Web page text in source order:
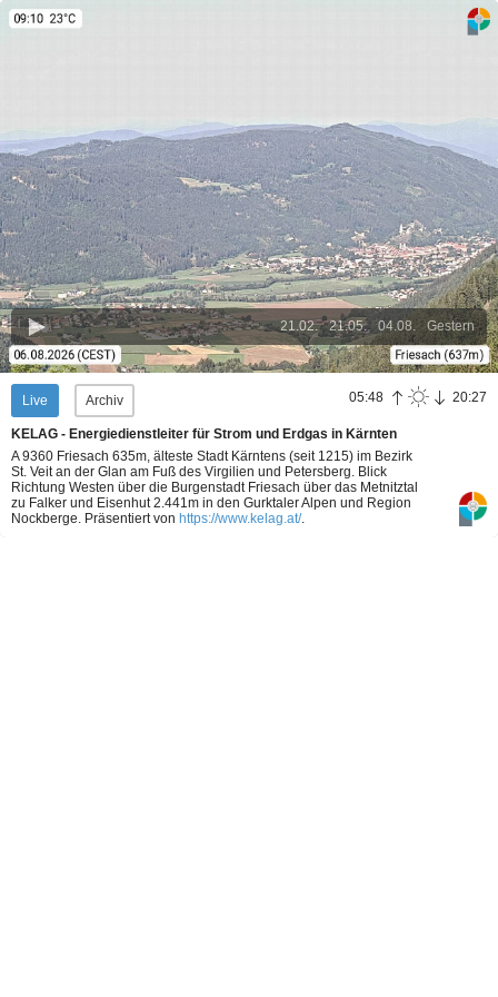
Gestern
04.08.
21.05.
21.02.
Live Archiv 05:48 20:27
KELAG - Energiedienstleiter für Strom und Erdgas in Kärnten
A 9360 Friesach 635m, älteste Stadt Kärntens (seit 1215) im Bezirk
St. Veit an der Glan am Fuß des Virgilien und Petersberg. Blick
Richtung Westen über die Burgenstadt Friesach über das Metnitztal
zu Falker und Eisenhut 2.441m in den Gurktaler Alpen und Region
Nockberge. Präsentiert von https://www.kelag.at/.